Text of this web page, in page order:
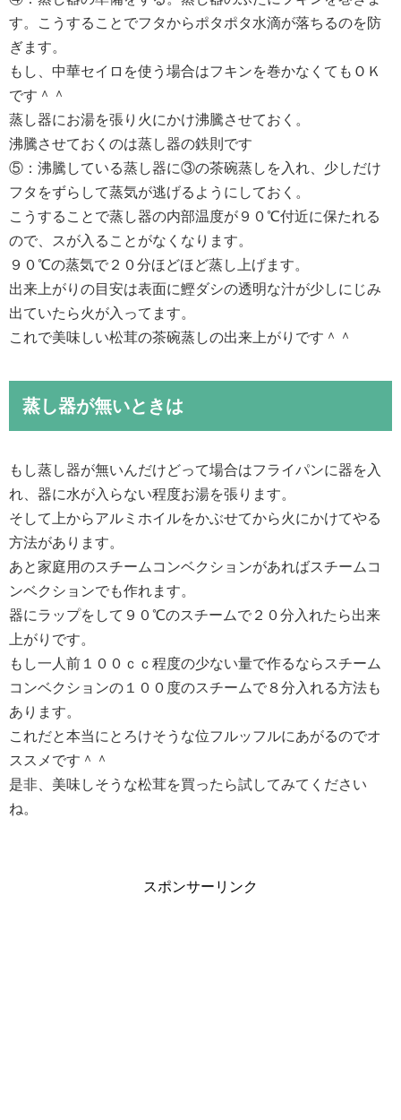
す。こうすることでフタからポタポタ水滴が落ちるのを防
ぎます。
もし、中華セイロを使う場合はフキンを巻かなくてもＯＫ
です＾＾
蒸し器にお湯を張り火にかけ沸騰させておく。
沸騰させておくのは蒸し器の鉄則です
⑤：沸騰している蒸し器に③の茶碗蒸しを入れ、少しだけ
フタをずらして蒸気が逃げるようにしておく。
こうすることで蒸し器の内部温度が９０℃付近に保たれる
ので、スが入ることがなくなります。
９０℃の蒸気で２０分ほどほど蒸し上げます。
出来上がりの目安は表面に鰹ダシの透明な汁が少しにじみ
出ていたら火が入ってます。
これで美味しい松茸の茶碗蒸しの出来上がりです＾＾
蒸し器が無いときは
もし蒸し器が無いんだけどって場合はフライパンに器を入
れ、器に水が入らない程度お湯を張ります。
そして上からアルミホイルをかぶせてから火にかけてやる
方法があります。
あと家庭用のスチームコンベクションがあればスチームコ
ンベクションでも作れます。
器にラップをして９０℃のスチームで２０分入れたら出来
上がりです。
もし一人前１００ｃｃ程度の少ない量で作るならスチーム
コンベクションの１００度のスチームで８分入れる方法も
あります。
これだと本当にとろけそうな位フルッフルにあがるのでオ
ススメです＾＾
是非、美味しそうな松茸を買ったら試してみてください
ね。
スポンサーリンク